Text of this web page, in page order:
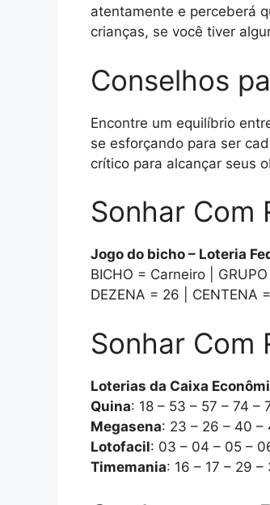
atentamente e perceberá
crianças, se você tiver
Conselhos
Encontre um equilíbrio
se esforçando para ser
crítico para alcançar seus
Sonhar Com
Jogo do bicho – Loteria
BICHO = Carneiro |
DEZENA = 26 | CENTENA
Sonhar Com
Loterias da Caixa
Quina: 18 – 53 – 57 – 74 –
Megasena: 23 – 26 – 40 –
Lotofacil: 03 – 04 – 05 –
Timemania: 16 – 17 – 29